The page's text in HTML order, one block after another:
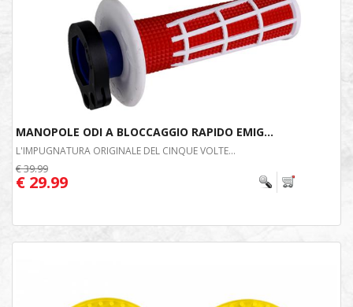
MANOPOLE ODI A BLOCCAGGIO RAPIDO EMIG...
L'IMPUGNATURA ORIGINALE DEL CINQUE VOLTE...
€ 39.99
€ 29.99